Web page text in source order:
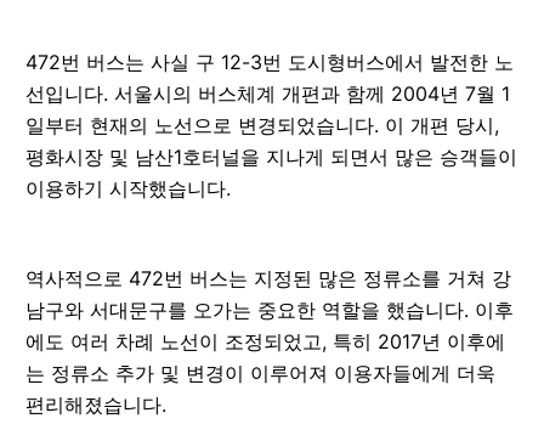
472번 버스는 사실 구 12-3번 도시형버스에서 발전한 노
선입니다. 서울시의 버스체계 개편과 함께 2004년 7월 1
일부터 현재의 노선으로 변경되었습니다. 이 개편 당시,
평화시장 및 남산1호터널을 지나게 되면서 많은 승객들이
이용하기 시작했습니다.
역사적으로 472번 버스는 지정된 많은 정류소를 거쳐 강
남구와 서대문구를 오가는 중요한 역할을 했습니다. 이후
에도 여러 차례 노선이 조정되었고, 특히 2017년 이후에
는 정류소 추가 및 변경이 이루어져 이용자들에게 더욱
편리해졌습니다.